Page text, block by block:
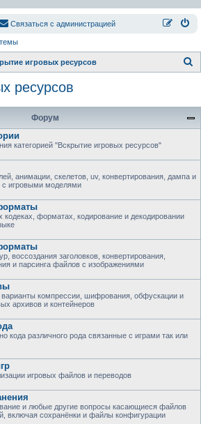
Связаться с администрацией
игровых ресурсов
к
ресурсов
Форум
категорией "Вскрытие игровых ресурсов"
анимации, скелетов, uv, конвертирования, дампа и
с игровыми моделями
кодеках, форматах, кодирование и декодировании
воссоздания заголовков, конвертирования,
и парсинга файлов с изображениями
варианты компрессии, шифрования, обфускации и
архивов и контейнеров
кода различного рода связанные с играми так или
игровых файлов и переводов
и любые другие вопросы касающиеся файлов
включая сохранёнки и файлы конфигурации